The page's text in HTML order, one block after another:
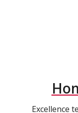
Excellence